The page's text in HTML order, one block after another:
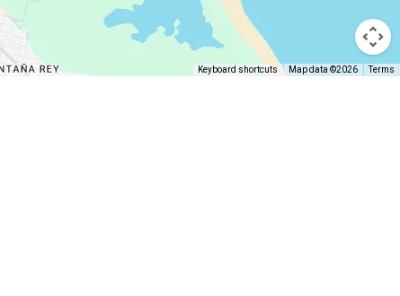
Keyboard shortcuts Map data ©2026 Terms